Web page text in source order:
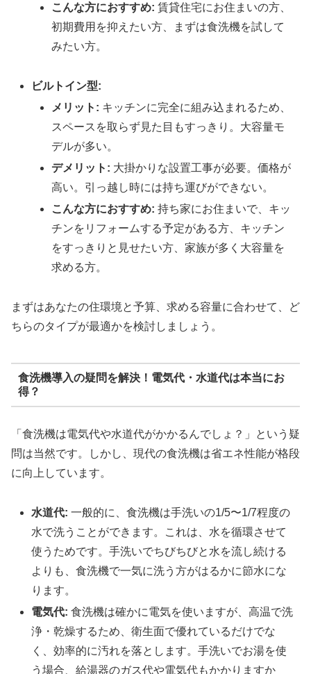
こんな方におすすめ: 賃貸住宅にお住まいの方、
初期費用を抑えたい方、まずは食洗機を試して
みたい方。
ビルトイン型:
メリット: キッチンに完全に組み込まれるため、
スペースを取らず見た目もすっきり。大容量モ
デルが多い。
デメリット: 大掛かりな設置工事が必要。価格が
高い。引っ越し時には持ち運びができない。
こんな方におすすめ: 持ち家にお住まいで、キッ
チンをリフォームする予定がある方、キッチン
をすっきりと見せたい方、家族が多く大容量を
求める方。
まずはあなたの住環境と予算、求める容量に合わせて、ど
ちらのタイプが最適かを検討しましょう。
食洗機導入の疑問を解決！電気代・水道代は本当にお
得？
「食洗機は電気代や水道代がかかるんでしょ？」という疑
問は当然です。しかし、現代の食洗機は省エネ性能が格段
に向上しています。
水道代: 一般的に、食洗機は手洗いの1/5〜1/7程度の
水で洗うことができます。これは、水を循環させて
使うためです。手洗いでちびちびと水を流し続ける
よりも、食洗機で一気に洗う方がはるかに節水にな
ります。
電気代: 食洗機は確かに電気を使いますが、高温で洗
浄・乾燥するため、衛生面で優れているだけでな
く、効率的に汚れを落とします。手洗いでお湯を使
う場合、給湯器のガス代や電気代もかかりますか